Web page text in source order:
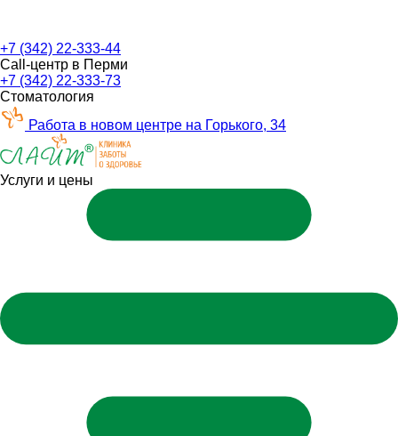
+7 (342) 22-333-44
Call-центр в Перми
+7 (342) 22-333-73
Стоматология
Работа в новом центре на Горького, 34
Услуги и цены